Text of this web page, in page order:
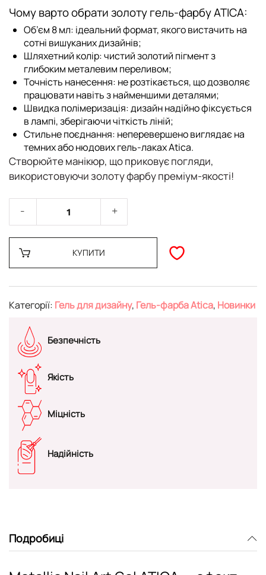
Чому варто обрати золоту гель-фарбу ATICA:
Об’єм 8 мл: ідеальний формат, якого вистачить на
сотні вишуканих дизайнів;
Шляхетний колір:чистий золотий пігмент з
глибоким металевим переливом;
Точність нанесення: не розтікається, що дозволяє
працювати навіть з найменшими деталями;
Швидка полімеризація:дизайн надійно фіксується
в лампі, зберігаючи чіткість ліній;
Стильне поєднання: неперевершено виглядає на
темних або нюдовихгель-лаках Atica.
Створюйте манікюр, що приковує погляди,
використовуючи золоту фарбу преміум-якості!
КУПИТИ
Категорії: Гель для дизайну, Гель-фарба Atica, Новинки
Безпечність
Якість
Міцність
Надійність
Подробиці